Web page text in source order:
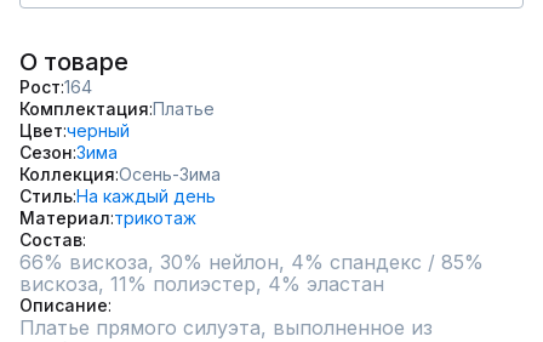
О товаре
Рост 164
Комплектация Платье
Цвет черный
Сезон Зима
Коллекция Осень-Зима
СтильНа каждый день
Материал трикотаж
Состав
66% вискоза, 30% нейлон, 4% спандекс / 85%
вискоза, 11% полиэстер, 4% эластан
Описание
Платье прямого силуэта, выполненное из